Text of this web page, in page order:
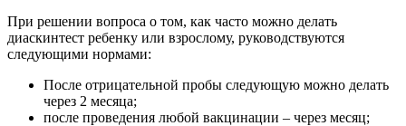
При решении вопроса о том, как часто можно делать
диаскинтест ребенку или взрослому, руководствуются
следующими нормами:
После отрицательной пробы следующую можно делать
через 2 месяца;
после проведения любой вакцинации – через месяц;